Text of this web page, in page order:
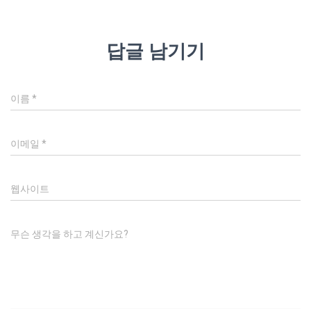
답글 남기기
이름 *
이메일 *
웹사이트
무슨 생각을 하고 계신가요?